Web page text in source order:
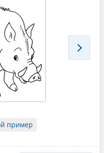
пример